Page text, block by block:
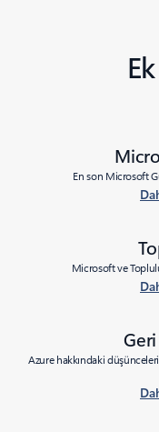
En son Microsoft
Microsoft ve
Azure hakkındaki